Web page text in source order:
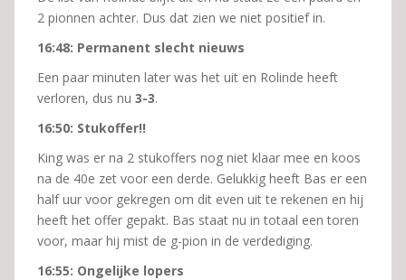
2 pionnen achter. Dus dat zien we niet positief in.
16:48: Permanent slecht nieuws
Een paar minuten later was het uit en Rolinde heeft
verloren, dus nu 3-3.
16:50: Stukoffer!!
King was er na 2 stukoffers nog niet klaar mee en koos
na de 40e zet voor een derde. Gelukkig heeft Bas er een
half uur voor gekregen om dit even uit te rekenen en hij
heeft het offer gepakt. Bas staat nu in totaal een toren
voor, maar hij mist de g-pion in de verdediging.
16:55: Ongelijke lopers